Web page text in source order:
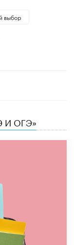
выбор
И ОГЭ»